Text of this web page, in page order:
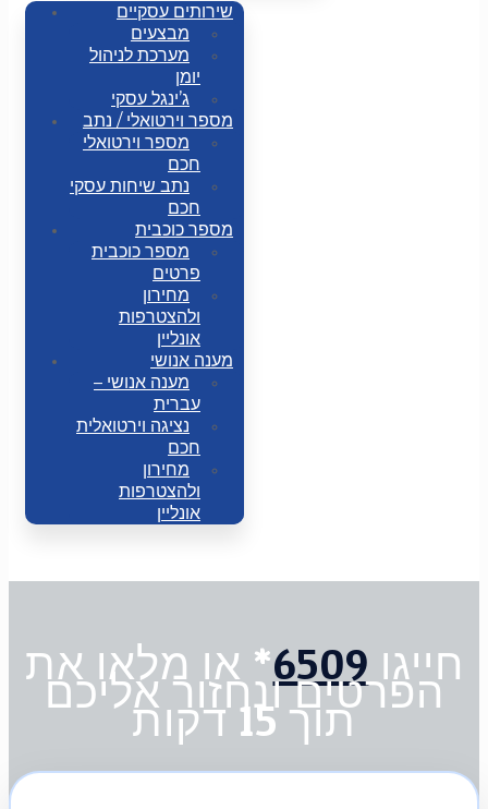
שירותים עסקיים
מבצעים
מערכת לניהול
יומן
ג’ינגל עסקי
מספר וירטואלי / נתב
מספר וירטואלי
חכם
נתב שיחות עסקי
חכם
מספר כוכבית
מספר כוכבית
פרטים
מחירון
ולהצטרפות
אונליין
מענה אנושי
מענה אנושי –
עברית
נציגה וירטואלית
חכם
מחירון
ולהצטרפות
אונליין
חייגו 6509* או מלאו את
הפרטים ונחזור אליכם
תוך 15 דקות